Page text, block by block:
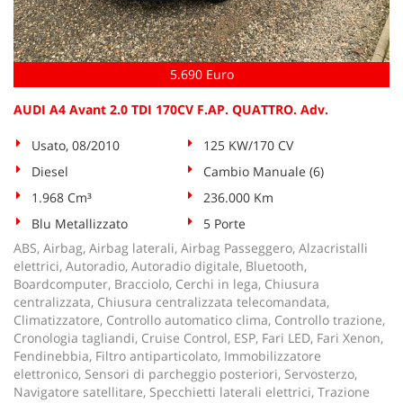
5.690 Euro
AUDI A4 Avant 2.0 TDI 170CV F.AP. QUATTRO. Adv.
Usato, 08/2010
125 KW/170 CV
Diesel
Cambio Manuale (6)
1.968 Cm³
236.000 Km
Blu Metallizzato
5 Porte
ABS, Airbag, Airbag laterali, Airbag Passeggero, Alzacristalli
elettrici, Autoradio, Autoradio digitale, Bluetooth,
Boardcomputer, Bracciolo, Cerchi in lega, Chiusura
centralizzata, Chiusura centralizzata telecomandata,
Climatizzatore, Controllo automatico clima, Controllo trazione,
Cronologia tagliandi, Cruise Control, ESP, Fari LED, Fari Xenon,
Fendinebbia, Filtro antiparticolato, Immobilizzatore
elettronico, Sensori di parcheggio posteriori, Servosterzo,
Navigatore satellitare, Specchietti laterali elettrici, Trazione
Cookie necessari
Cookie per il miglioramento dell'esperienza utente
Cookie analitici
Cookie di marketing
Leggi
la
cookie
policy